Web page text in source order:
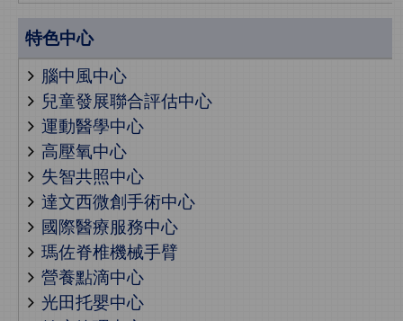
特色中心
腦中風中心
兒童發展聯合評估中心
運動醫學中心
高壓氧中心
失智共照中心
達文西微創手術中心
國際醫療服務中心
瑪佐脊椎機械手臂
營養點滴中心
光田托嬰中心